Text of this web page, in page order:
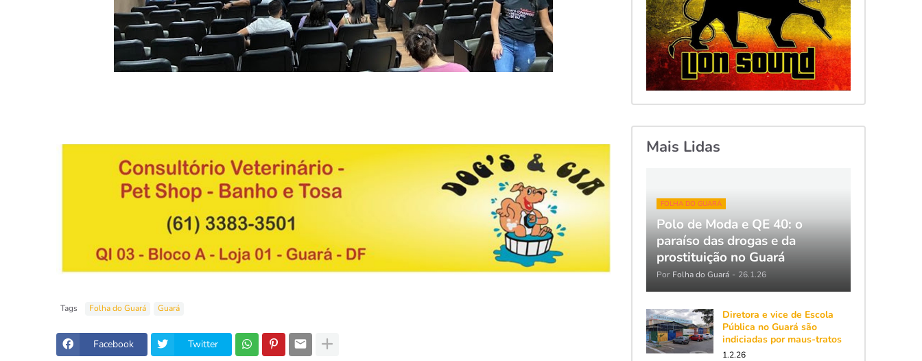
Tags Folha do Guará Guará
Facebook Twitter
Mais Lidas
FOLHA DO GUARÁ
Polo de Moda e QE 40: o
paraíso das drogas e da
prostituição no Guará
Por Folha do Guará - 26.1.26
Diretora e vice de Escola
Pública no Guará são
indiciadas por maus-tratos
1.2.26